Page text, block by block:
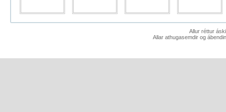
Allur réttur
Allar athugasemdir og